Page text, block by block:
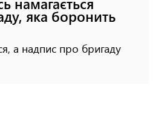
яка боронить
а надпис про бригаду